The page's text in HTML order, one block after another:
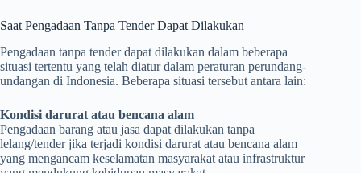
Saat Pengadaan Tanpa Tender Dapat Dilakukan
Pengadaan tanpa tender dapat dilakukan dalam beberapa
situasi tertentu yang telah diatur dalam peraturan perundang-
undangan di Indonesia. Beberapa situasi tersebut antara lain:
Kondisi darurat atau bencana alam
Pengadaan barang atau jasa dapat dilakukan tanpa
lelang/tender jika terjadi kondisi darurat atau bencana alam
yang mengancam keselamatan masyarakat atau infrastruktur